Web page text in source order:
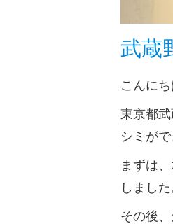
武蔵
こんにち
東京都
シミが
まずは
しました
その後